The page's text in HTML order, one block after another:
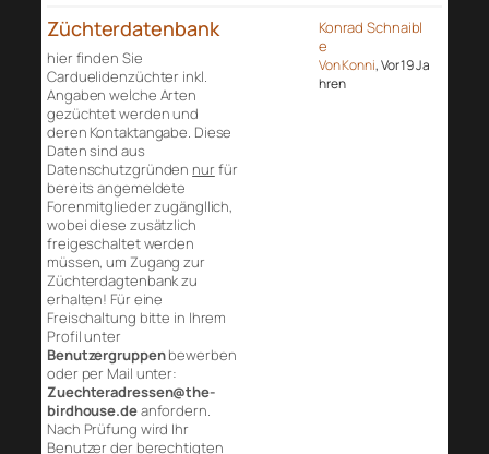
Züchterdatenbank
hier finden Sie
Carduelidenzüchter inkl.
Angaben welche Arten
gezüchtet werden und
deren Kontaktangabe. Diese
Daten sind aus
Datenschutzgründen nurfür
bereits angemeldete
Forenmitglieder zugängllich,
wobei diese zusätzlich
freigeschaltet werden
müssen, um Zugang zur
Züchterdagtenbank zu
erhalten! Für eine
Freischaltung bitte in Ihrem
Profil unter
Benutzergruppenbewerben
oder per Mail unter:
Zuechteradressen@the-
birdhouse.deanfordern.
Nach Prüfung wird Ihr
Benutzer der berechtigten
Konrad Schnaibl
e
Von Konni, Vor 19 Ja
hren